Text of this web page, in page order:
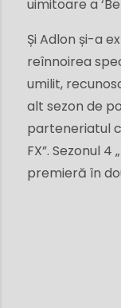
uimitoare a
Și Adlon și-a
reînnoirea
umilit,
alt sezon de
parteneriatul
FX”. Sezonul
premieră în